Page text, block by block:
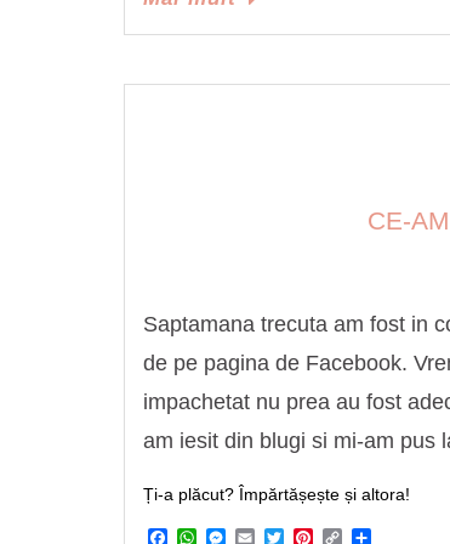
CE-
Saptamana trecuta am fost in
de pe pagina de Facebook.
impachetat nu prea au fost
am iesit din blugi si mi-am pus
Ți-a plăcut? Împărtășește și altora!
Facebook
WhatsApp
Messenger
EmailTwitterPinterest
Copy